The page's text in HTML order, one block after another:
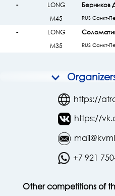
-
LONG
М45
Берников
RUS Санкт-
-
LONG
М35
RUS Санкт-
https://
https://
+7 921
Other competitions of